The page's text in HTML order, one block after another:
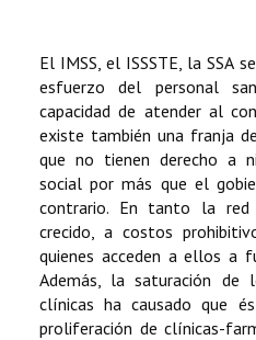
El IMSS, el ISSSTE, la SSA
esfuerzo del personal
capacidad de atender al
existe también una franja
que no tienen derecho a
social por más que el
contrario. En tanto la red
crecido, a costos
quienes acceden a ellos a
Además, la saturación
clínicas ha causado que
proliferación de clínicas-